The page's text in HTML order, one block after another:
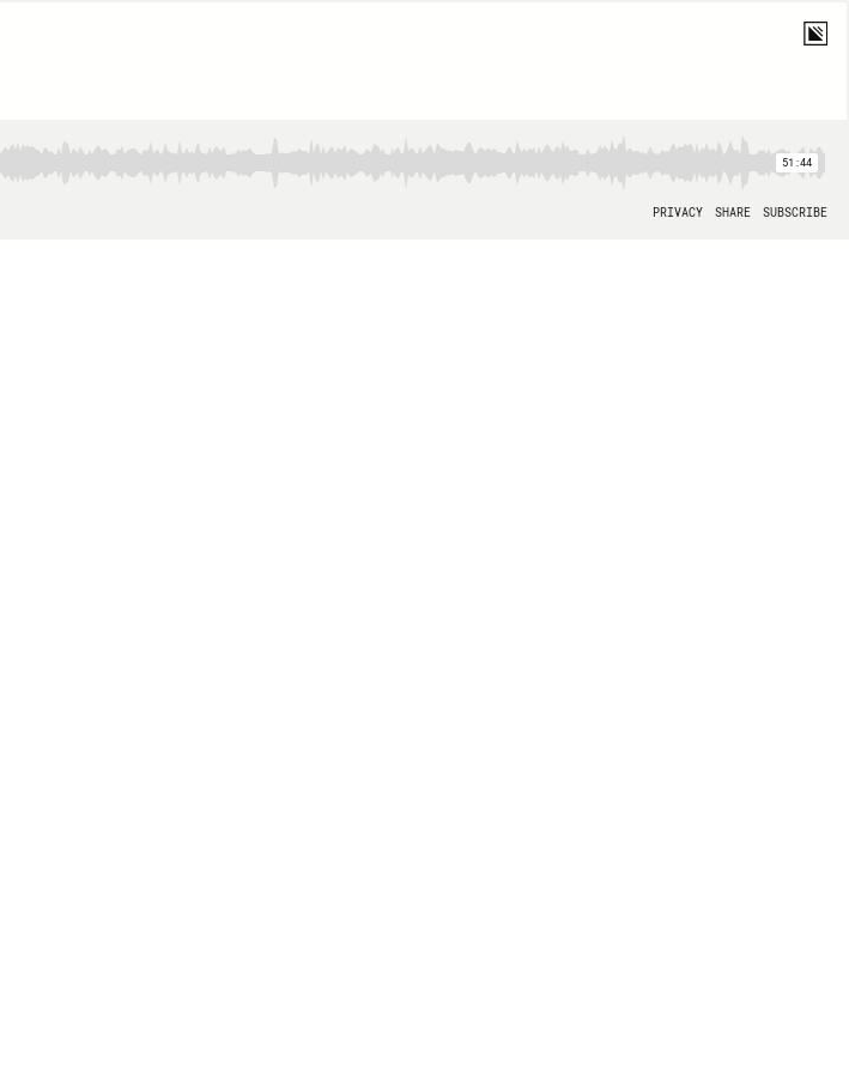
51:44
PRIVACY SHARE SUBSCRIBE